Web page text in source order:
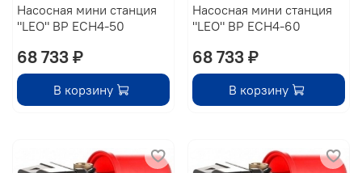
Насосная мини станция
"LEO" BP ECH4-50
68 733 ₽
В корзину
Насосная мини станция
"LEO" BP ECH4-60
68 733 ₽
В корзину